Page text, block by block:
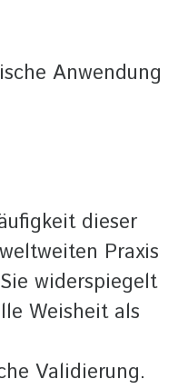
Anwendung
dieser
Praxis
widerspiegelt
Weisheit als
Validierung.